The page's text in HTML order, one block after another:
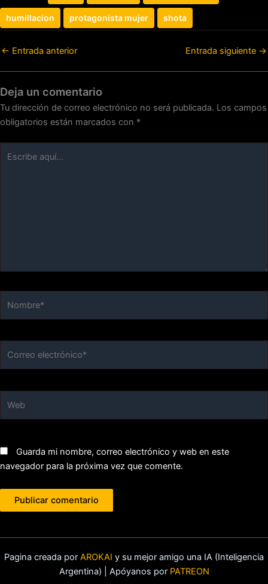
humillacion protagonista mujer shota
← Entrada anterior Entrada siguiente →
Deja un comentario
Tu dirección de correo electrónico no será publicada. Los campos
obligatorios están marcados con *
aquí...
Guarda mi nombre, correo electrónico y web en este
navegador para la próxima vez que comente.
Pagina creada por AROKAI y su mejor amigo una IA (Inteligencia
Argentina) | Apóyanos por PATREON